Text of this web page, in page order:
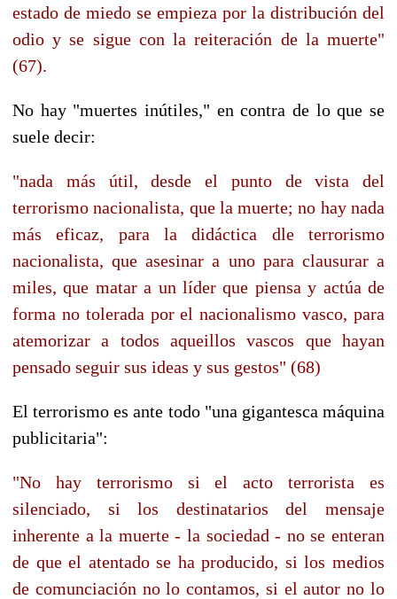
estado de miedo se empieza por la distribución del
odio y se sigue con la reiteración de la muerte"
(67).
No hay "muertes inútiles," en contra de lo que se
suele decir:
"nada más útil, desde el punto de vista del
terrorismo nacionalista, que la muerte; no hay nada
más eficaz, para la didáctica dle terrorismo
nacionalista, que asesinar a uno para clausurar a
miles, que matar a un líder que piensa y actúa de
forma no tolerada por el nacionalismo vasco, para
atemorizar a todos aqueillos vascos que hayan
pensado seguir sus ideas y sus gestos" (68)
El terrorismo es ante todo "una gigantesca máquina
publicitaria":
"No hay terrorismo si el acto terrorista es
silenciado, si los destinatarios del mensaje
inherente a la muerte - la sociedad - no se enteran
de que el atentado se ha producido, si los medios
de comunciación no lo contamos, si el autor no lo